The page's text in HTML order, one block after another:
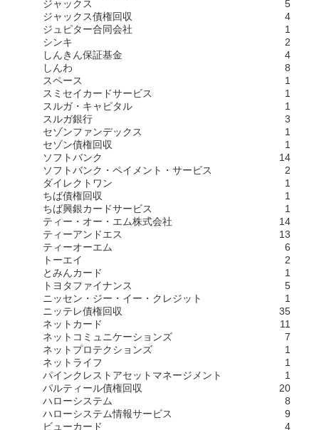
ジャックス
5
ジャックス債権回収
4
ジュピター合同会社
1
シンキ
2
しんきん保証基金
4
しんわ
8
スペース
1
スミセイカードサービス
1
スルガ・キャピタル
1
スルガ銀行
3
セゾンファンデックス
1
セゾン債権回収
1
ソフトバンク
14
ソフトバンク・ペイメント・サービス
2
ダイレクトワン
1
ちば債権回収
1
ちば興銀カードサービス
1
ティー・オー・エム株式会社
14
ティーアンドエス
13
ティーオーエム
6
トーエイ
2
とみんカード
1
トヨタファイナンス
5
ニッセン・ジー・イー・クレジット
1
ニッテレ債権回収
35
ネットカード
11
ネットコミュニケーションズ
7
ネットプロテクションズ
1
ネットライフ
1
パインクレストアセットマネージメント
1
パルティール債権回収
20
ハローシステム
8
ハローシステム情報サービス
9
ビューカード
4